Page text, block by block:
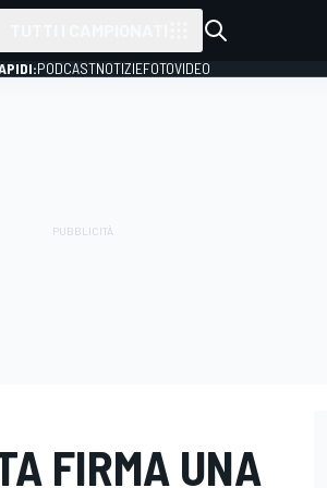
PODCASTNOTIZIEFOTOVIDEO
FIRMA UNA